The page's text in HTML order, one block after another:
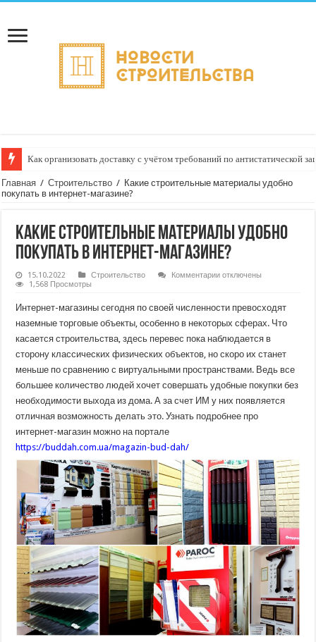
Как организовать доставку с учётом требований по антистатической
Доставка грузов с услугой «маркировка по стандартам
Главная / Строительство / Какие строительные материалы удобно
покупать в интернет-магазине?
Какие строительные материалы удобно
покупать в интернет-магазине?
15.10.2022 Строительство Комментариик
материалы
удобно
покупать
в
магазине?
отключены
1,568 Просмотры
Интернет-магазины сегодня по своей численности превосходят
наземные торговые объекты, особенно в некоторых сферах. Что
касается строительства, здесь перевес пока наблюдается в
сторону классических физических объектов, но скоро их станет
меньше по сравнению с виртуальными пространствами. Ведь все
большее количество людей хочет совершать удобные покупки без
необходимости выхода из дома. А за счет ИМ у них появляется
отличная возможность делать это. Узнать подробнее про
интернет-магазин можно на портале
https://buddah.com.ua/magazin-bud-dah/